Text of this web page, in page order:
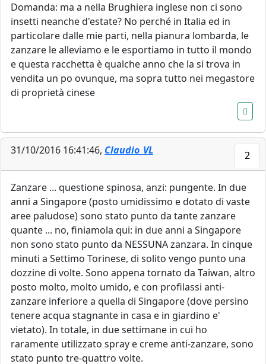
Domanda: ma a nella Brughiera inglese non ci sono
insetti neanche d'estate? No perché in Italia ed in
particolare dalle mie parti, nella pianura lombarda, le
zanzare le alleviamo e le esportiamo in tutto il mondo
e questa racchetta è qualche anno che la si trova in
vendita un po ovunque, ma sopra tutto nei megastore
di proprietà cinese
31/10/2016 16:41:46, Claudio_VL 2
Zanzare ... questione spinosa, anzi: pungente. In due
anni a Singapore (posto umidissimo e dotato di vaste
aree paludose) sono stato punto da tante zanzare
quante ... no, finiamola qui: in due anni a Singapore
non sono stato punto da NESSUNA zanzara. In cinque
minuti a Settimo Torinese, di solito vengo punto una
dozzine di volte. Sono appena tornato da Taiwan, altro
posto molto, molto umido, e con profilassi anti-
zanzare inferiore a quella di Singapore (dove persino
tenere acqua stagnante in casa e in giardino e'
vietato). In totale, in due settimane in cui ho
raramente utilizzato spray e creme anti-zanzare, sono
stato punto tre-quattro volte.